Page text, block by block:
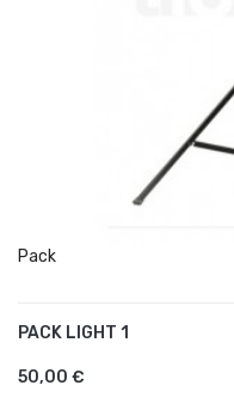
Pack
PACK LIGHT 1
50,00 €